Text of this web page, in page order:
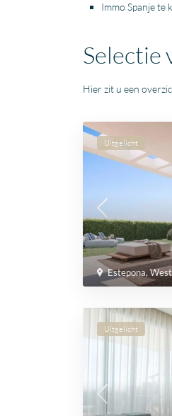
Immo Spanje te
Selectie
Hier zit u een
Estepona,
Uitgelicht
Uitgelicht